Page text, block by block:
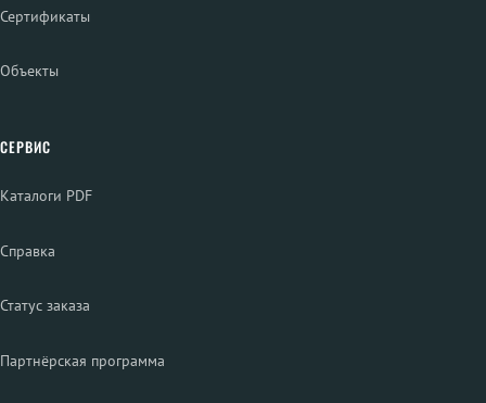
Сертификаты
Объекты
СЕРВИС
Каталоги PDF
Справка
Статус заказа
Партнёрская программа